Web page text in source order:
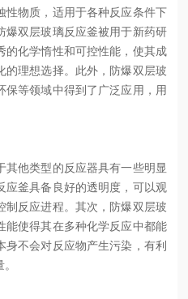
性物质，适用于各种反应条件下
爆双层玻璃反应釜被用于新药研
的化学惰性和可控性能，使其成
的理想选择。此外，防爆双层玻
等领域中得到了广泛应用，用
他类型的反应器具有一些明显
应釜具备良好的透明度，可以观
制反应进程。其次，防爆双层玻
能使得其在多种化学反应中都能
不会对反应物产生污染，有利